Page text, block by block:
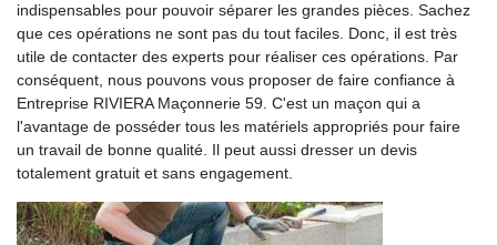
indispensables pour pouvoir séparer les grandes pièces. Sachez
que ces opérations ne sont pas du tout faciles. Donc, il est très
utile de contacter des experts pour réaliser ces opérations. Par
conséquent, nous pouvons vous proposer de faire confiance à
Entreprise RIVIERA Maçonnerie 59. C'est un maçon qui a
l'avantage de posséder tous les matériels appropriés pour faire
un travail de bonne qualité. Il peut aussi dresser un devis
totalement gratuit et sans engagement.